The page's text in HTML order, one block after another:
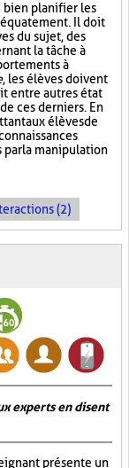
bien planifier les
Il doit
du sujet, des
la tâche à
à
, les élèves doivent
entre autres état
ces derniers. En
aux élèves de
la manipulation
(2)
experts en disent
présente un